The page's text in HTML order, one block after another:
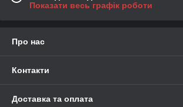
Показати весь графік роботи
Про нас
Контакти
Доставка та оплата